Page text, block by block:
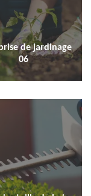
de jardinage
06